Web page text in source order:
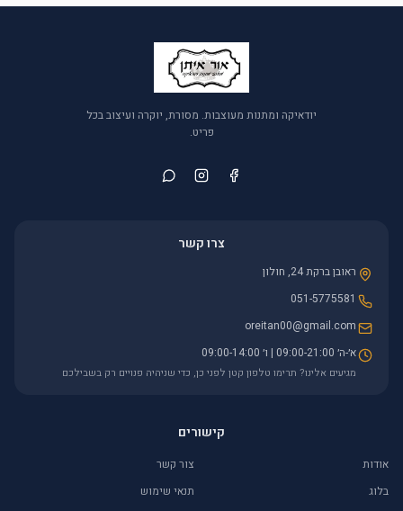
יודאיקה ומתנות מעוצבות. מסורת, יוקרה ועיצוב בכל
פריט.
צרו קשר
ראובן ברקת 24, חולון
051-5775581
oreitan00@gmail.com
א׳-ה׳ 09:00-21:00 | ו׳ 09:00-14:00
מגיעים אלינו? תרימו טלפון קטן לפני כן, כדי שניהיה פנויים רק בשבילכם
קישורים
אודות
צור קשר
בלוג
תנאי שימוש